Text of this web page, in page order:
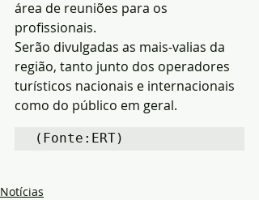
área de reuniões para os
profissionais.
Serão divulgadas as mais-valias da
região, tanto junto dos operadores
turísticos nacionais e internacionais
como do público em geral.
(Fonte:ERT)
Notícias